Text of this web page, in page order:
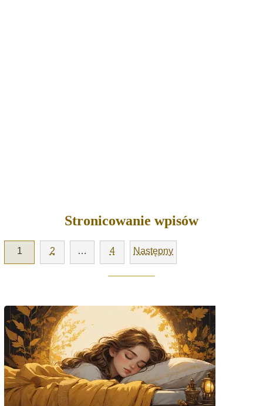
Stronicowanie wpisów
1 2 … 4 Następny